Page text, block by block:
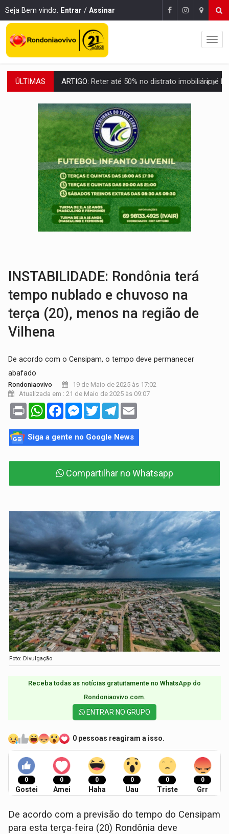
Seja Bem vindo. Entrar / Assinar
ÚLTIMAS DO HOSPITAL AO CAMPO: Veja as mais de 200 ações de Marcos
EXPANSÃO:Grupo Nova Era amplia presença em PVH e transforma Aramix
ROTA GLOBAL:PCC amplia presença internacional e transforma Brasil em
CONEXÃO RONDONIAOVIVO:Museólogo Antônio Ocampo conduz a história de
EXTENSÃO DE DANOS:Ferroviários pedem ao Iphan recuperação de área
VARIANDO O CARDÁPIO:Veja essa receita de carne assada para o
PREJUÍZO AOS ESTUDANTES:Greve dos professores em PVH é
POSSESSÃO DE DEBORAH LOGAN:Terror mistura mistério e filmagens
INSTABILIDADE: Rondônia terá
tempo nublado e chuvoso na
terça (20), menos na região de
Vilhena
De acordo com o Censipam, o tempo deve permanecer
abafado
Rondoniaovivo
19 de Maio de 2025 às 17:02
Atualizada em : 21 de Maio de 2025 às 09:07
Print WhatsAppFacebookMessenger
TwitterTelegram
Siga a gente no Google News
Compartilhar no Whatsapp
Foto: Divulgação
Receba todas as notícias gratuitamente no WhatsApp do
Rondoniaovivo.com.​
ENTRAR NO GRUPO
0 pessoas reagiram a isso.
0
Gostei
0
Amei
0
Haha
0
Uau
0
Triste
0
Grr
De acordo com a previsão do tempo do Censipam
para esta terça-feira (20) Rondônia deve